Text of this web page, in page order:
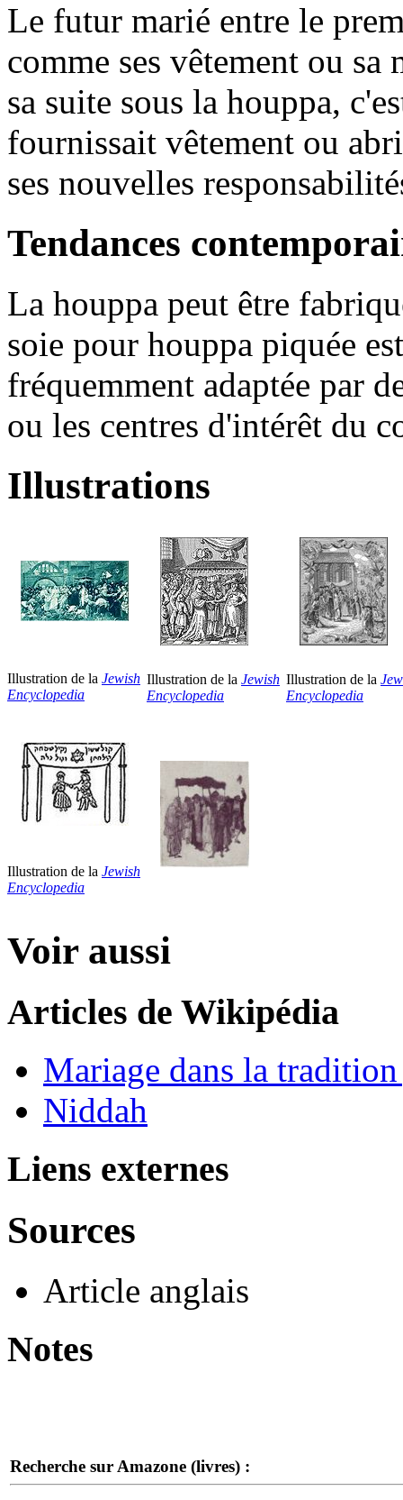
Le futur marié entre le
comme ses vêtement ou
sa suite sous la houppa,
fournissait vêtement ou
ses nouvelles
Tendances
La houppa peut être
soie pour houppa piquée
fréquemment adaptée par
ou les centres d'intérêt du
Illustrations
Illustration de la Jewish
Encyclopedia
Illustration de la Jewish
Encyclopedia
Illustration de la
Encyclopedia
Illustration de la Jewish
Encyclopedia
Voir aussi
Articles de Wikipédia
Mariage dans la
Niddah
Liens externes
Sources
Article anglais
Notes
Recherche sur Amazone (livres) :